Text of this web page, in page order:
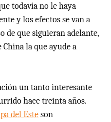
todavía no le haya
y los efectos se van a
de que siguieran adelante,
China la que ayude a
un tanto interesante
hace treinta años.
del Esteson